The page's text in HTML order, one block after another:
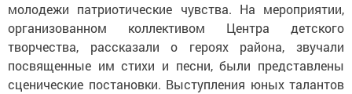
молодежи патриотические чувства. На мероприятии,
организованном коллективом Центра детского
творчества, рассказали о героях района, звучали
посвященные им стихи и песни, были представлены
сценические постановки. Выступления юных талантов